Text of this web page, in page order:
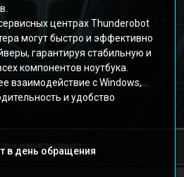
центрах Thunderobot
могут быстро и эффективно
гарантируя стабильную и
компонентов ноутбука.
взаимодействие с Windows,
и удобство
в день обращения